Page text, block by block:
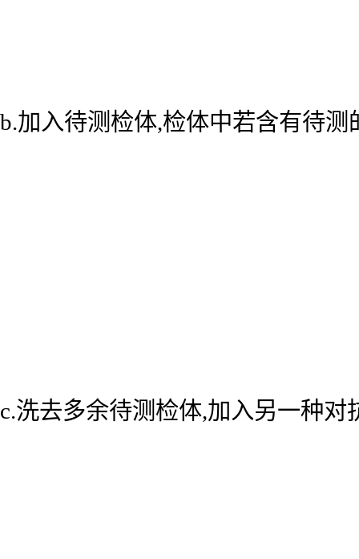
b.加入待测检体,检体中若含有待
c.洗去多余待测检体,加入另一种